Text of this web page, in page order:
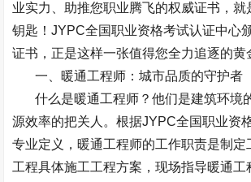
业实力、助推您职业腾飞的权威证书，就
钥匙！JYPC全国职业资格考试认证中心
证书，正是这样一张值得您全力追逐的黄
一、暖通工程师：城市品质的守护者
什么是暖通工程师？他们是建筑环境
源效率的把关人。根据JYPC全国职业资
专业定义，暖通工程师的工作职责是制定
工程具体施工工程方案，现场指导暖通工